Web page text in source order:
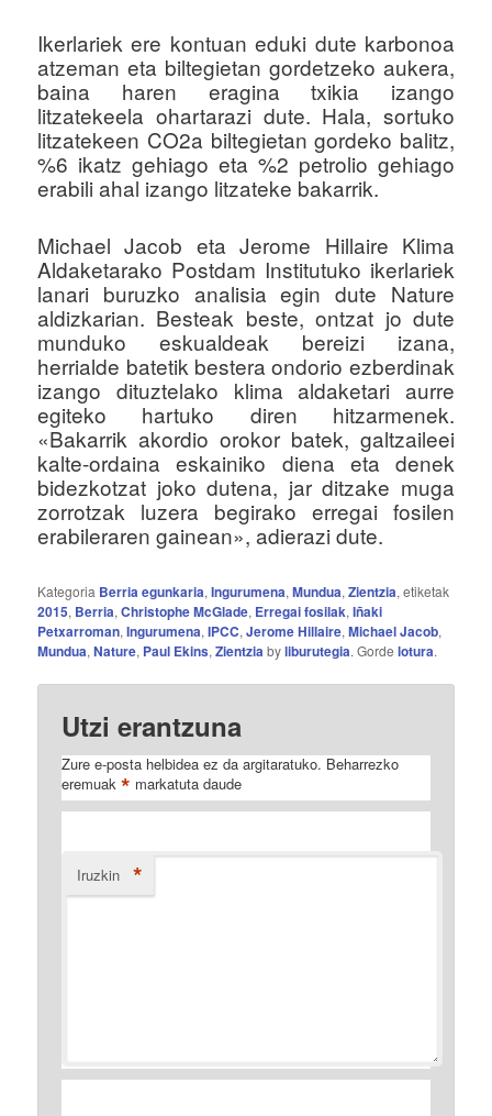
Ikerlariek ere kontuan eduki dute karbonoa
atzeman eta biltegietan gordetzeko aukera,
baina haren eragina txikia izango
litzatekeela ohartarazi dute. Hala, sortuko
litzatekeen CO2a biltegietan gordeko balitz,
%6 ikatz gehiago eta %2 petrolio gehiago
erabili ahal izango litzateke bakarrik.
Michael Jacob eta Jerome Hillaire Klima
Aldaketarako Postdam Institutuko ikerlariek
lanari buruzko analisia egin dute Nature
aldizkarian. Besteak beste, ontzat jo dute
munduko eskualdeak bereizi izana,
herrialde batetik bestera ondorio ezberdinak
izango dituztelako klima aldaketari aurre
egiteko hartuko diren hitzarmenek.
«Bakarrik akordio orokor batek, galtzaileei
kalte-ordaina eskainiko diena eta denek
bidezkotzat joko dutena, jar ditzake muga
zorrotzak luzera begirako erregai fosilen
erabileraren gainean», adierazi dute.
Kategoria Berria egunkaria,Ingurumena,Mundua,Zientzia, etiketak
2015, Berria,Christophe McGlade, Erregai fosilak,Iñaki
Petxarroman,Ingurumena,IPCC,Jerome Hillaire,Michael Jacob,
Mundua,Nature, Paul Ekins,Zientziabyliburutegia. Gordelotura.
Utzi erantzuna
Zure e-posta helbidea ez da argitaratuko. Beharrezko
eremuak* markatuta daude
Iruzkin *